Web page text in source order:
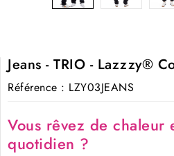
Jeans - TRIO - Lazzzy®
Référence : LZY03JEANS
Vous rêvez de chaleur
quotidien ?